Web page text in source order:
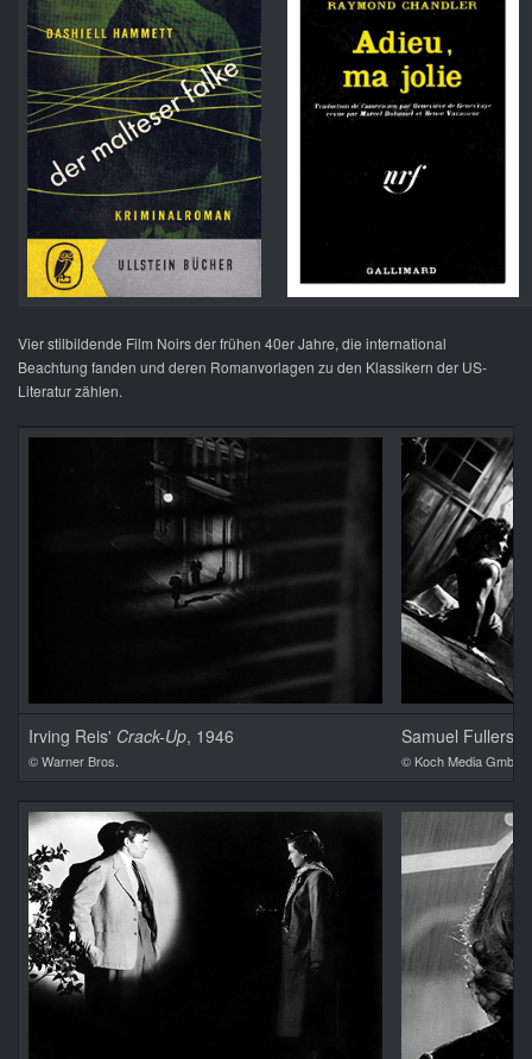
Vier stilbildende Film Noirs der frühen 40er Jahre, die international
Beachtung fanden und deren Romanvorlagen zu den Klassikern der US-
Literatur zählen.
Irving Reis' Crack-Up, 1946
© Warner Bros.
Samuel Fullers
© Koch Media GmbH